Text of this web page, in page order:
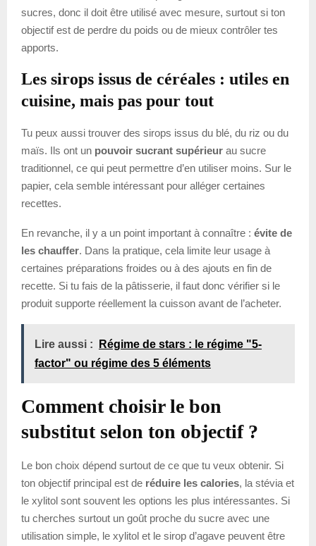
sucres, donc il doit être utilisé avec mesure, surtout si ton
objectif est de perdre du poids ou de mieux contrôler tes
apports.
Les sirops issus de céréales : utiles en
cuisine, mais pas pour tout
Tu peux aussi trouver des sirops issus du blé, du riz ou du
maïs. Ils ont un pouvoir sucrant supérieur au sucre
traditionnel, ce qui peut permettre d’en utiliser moins. Sur le
papier, cela semble intéressant pour alléger certaines
recettes.
En revanche, il y a un point important à connaître : évite de
les chauffer. Dans la pratique, cela limite leur usage à
certaines préparations froides ou à des ajouts en fin de
recette. Si tu fais de la pâtisserie, il faut donc vérifier si le
produit supporte réellement la cuisson avant de l’acheter.
Lire aussi :
Régime de stars : le régime "5-
factor" ou régime des 5 éléments
Comment choisir le bon
substitut selon ton objectif ?
Le bon choix dépend surtout de ce que tu veux obtenir. Si
ton objectif principal est de réduire les calories, la stévia et
le xylitol sont souvent les options les plus intéressantes. Si
tu cherches surtout un goût proche du sucre avec une
utilisation simple, le xylitol et le sirop d’agave peuvent être